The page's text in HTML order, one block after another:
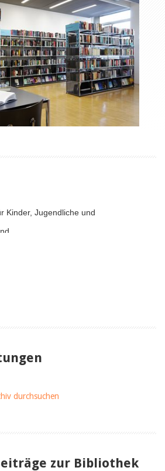
Kinder, Jugendliche und
durchsuchen
zur Bibliothek